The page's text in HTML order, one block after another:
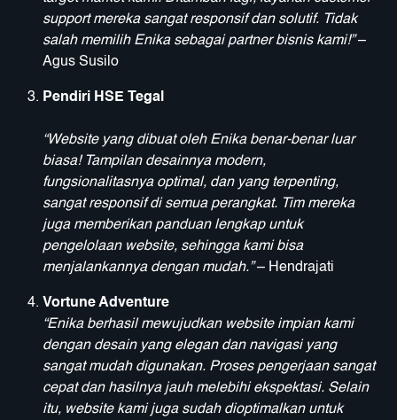
support mereka sangat responsif dan solutif. Tidak
salah memilih Enika sebagai partner bisnis kami!”–
Agus Susilo
Pendiri HSE Tegal
“Website yang dibuat oleh Enika benar-benar luar
biasa! Tampilan desainnya modern,
fungsionalitasnya optimal, dan yang terpenting,
sangat responsif di semua perangkat. Tim mereka
juga memberikan panduan lengkap untuk
pengelolaan website, sehingga kami bisa
menjalankannya dengan mudah.”– Hendrajati
Vortune Adventure
“Enika berhasil mewujudkan website impian kami
dengan desain yang elegan dan navigasi yang
sangat mudah digunakan. Proses pengerjaan sangat
cepat dan hasilnya jauh melebihi ekspektasi. Selain
itu, website kami juga sudah dioptimalkan untuk